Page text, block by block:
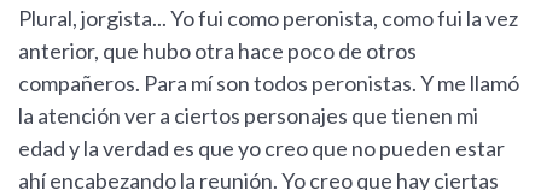
Plural, jorgista... Yo fui como peronista, como fui la vez
anterior, que hubo otra hace poco de otros
compañeros. Para mí son todos peronistas. Y me llamó
la atención ver a ciertos personajes que tienen mi
edad y la verdad es que yo creo que no pueden estar
ahí encabezando la reunión. Yo creo que hay ciertas